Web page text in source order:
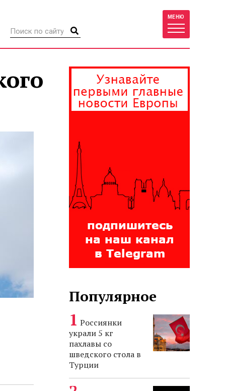
МЕНЮ
Популярное
Россиянки
украли 5 кг
пахлавы со
шведского стола в
Турции